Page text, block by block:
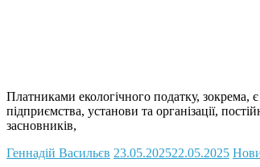
Платниками екологічного податку, зокрема,
підприємства, установи та організації,
засновників,
Геннадій Васильєв 23.05.202522.05.2025